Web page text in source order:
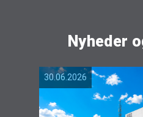
Nyheder
30.06.2026